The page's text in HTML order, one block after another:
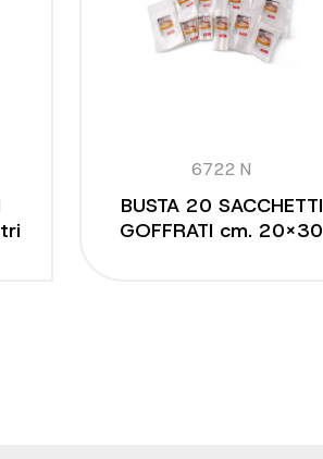
6722 N
BUSTA 20 SACCHETTI
GOFFRATI cm. 20x30